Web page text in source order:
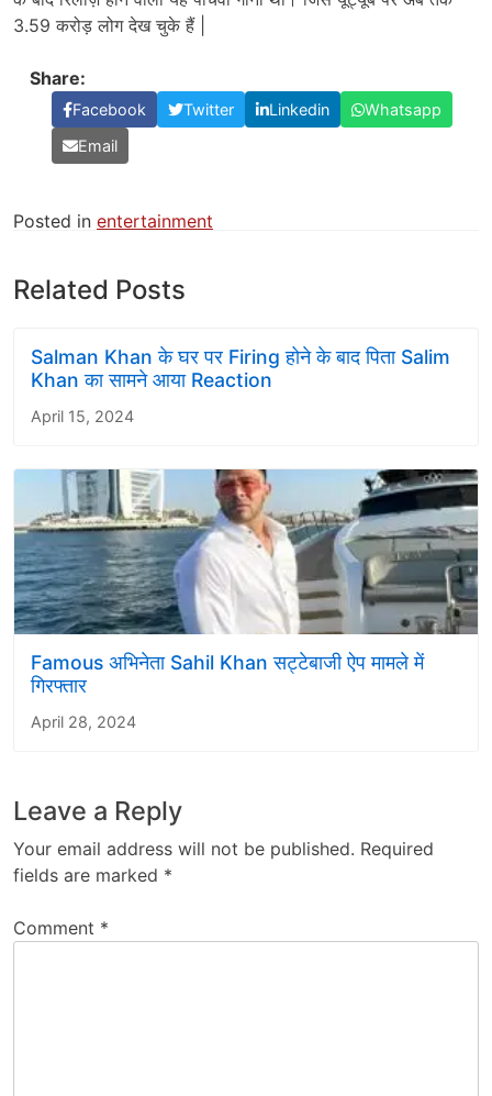
3.59 करोड़ लोग देख चुके हैं |
Share:
Facebook Twitter Linkedin
Whatsapp
Email
Posted in entertainment
Related Posts
Salman Khan के घर पर Firing होने के बाद पिता Salim
Khan का सामने आया Reaction
April 15, 2024
Famous अभिनेता Sahil Khan सट्टेबाजी ऐप मामले में
गिरफ्तार
April 28, 2024
Leave a Reply
Your email address will not be published. Required
fields are marked *
Comment *